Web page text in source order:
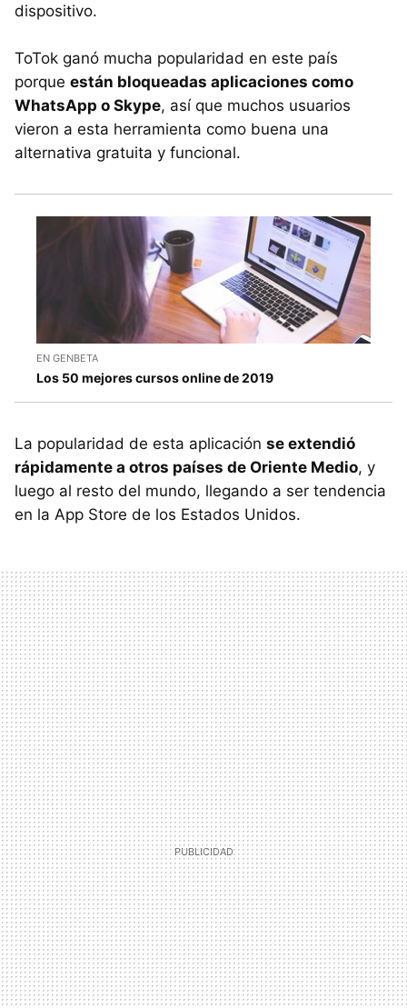
dispositivo.
ToTok ganó mucha popularidad en este país
porque están bloqueadas aplicaciones como
WhatsApp o Skype, así que muchos usuarios
vieron a esta herramienta como buena una
alternativa gratuita y funcional.
EN GENBETA
Los 50 mejores cursos online de 2019
La popularidad de esta aplicación se extendió
rápidamente a otros países de Oriente Medio, y
luego al resto del mundo, llegando a ser tendencia
en la App Store de los Estados Unidos.